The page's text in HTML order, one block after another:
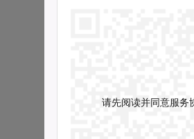
请先阅读并同意服务